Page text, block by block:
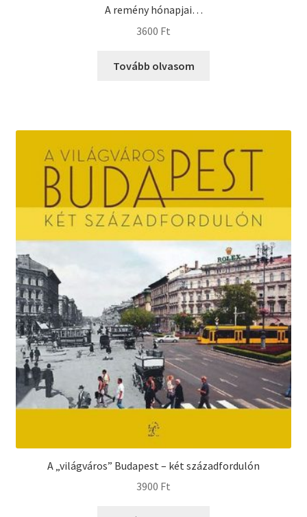
A remény hónapjai…
3600 Ft
Tovább olvasom
A „világváros” Budapest – két századfordulón
3900 Ft